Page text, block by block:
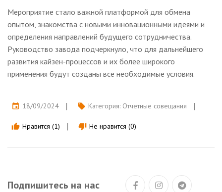
Мероприятие стало важной платформой для обмена
опытом, знакомства с новыми инновационными идеями и
определения направлений будущего сотрудничества.
Руководство завода подчеркнуло, что для дальнейшего
развития кайзен-процессов и их более широкого
применения будут созданы все необходимые условия.
event 18/09/2024 local_offer Категория: Отчетные совещания
thumb_up Нравится (1) thumb_down Не нравится (0)
Подпишитесь на нас